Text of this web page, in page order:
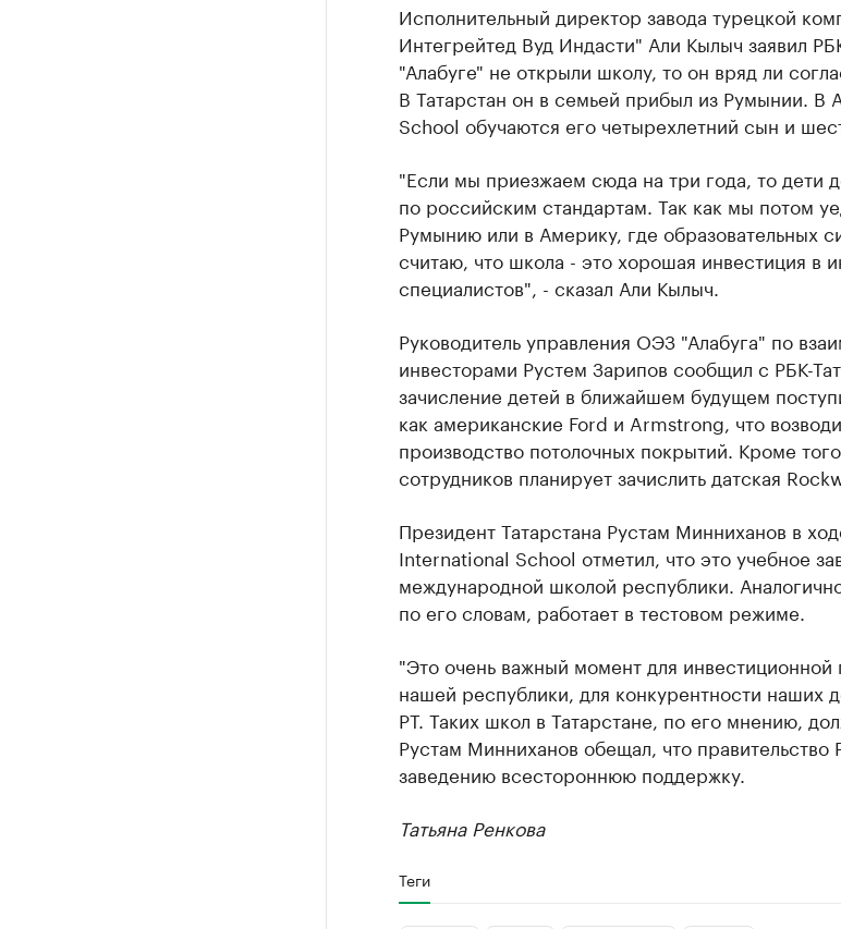
Исполнительный директор завода турецкой
Интегрейтед Вуд Индасти" Али Кылыч заявил
"Алабуге" не открыли школу, то он вряд ли
В Татарстан он в семьей прибыл из Румынии. В
School обучаются его четырехлетний сын и
"Если мы приезжаем сюда на три года, то дети
по российским стандартам. Так как мы потом
Румынию или в Америку, где образовательных
считаю, что школа - это хорошая инвестиция в
специалистов", - сказал Али Кылыч.
Руководитель управления ОЭЗ "Алабуга" по
инвесторами Рустем Зарипов сообщил с РБК-
зачисление детей в ближайшем будущем
как американские Ford и Armstrong, что
производство потолочных покрытий. Кроме
сотрудников планирует зачислить датская
Президент Татарстана Рустам Минниханов в
International School отметил, что это учебное
международной школой республики.
по его словам, работает в тестовом режиме.
"Это очень важный момент для инвестиционной
нашей республики, для конкурентности наших
РТ. Таких школ в Татарстане, по его мнению,
Рустам Минниханов обещал, что правительство
заведению всестороннюю поддержку.
Татьяна Ренкова
Теги